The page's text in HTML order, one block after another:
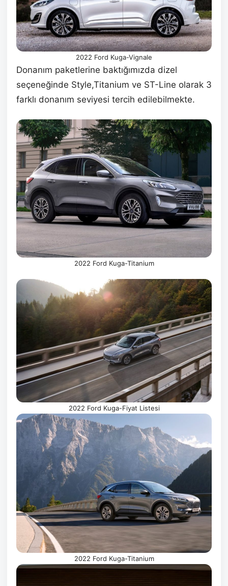
2022 Ford Kuga-Vignale
Donanım paketlerine baktığımızda dizel
seçeneğinde Style,Titanium ve ST-Line olarak 3
farklı donanım seviyesi tercih edilebilmekte.
2022 Ford Kuga-Titanium
2022 Ford Kuga-Fiyat Listesi
2022 Ford Kuga-Titanium